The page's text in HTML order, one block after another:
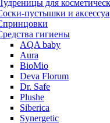
для
пустышки и
гигиены
AQA baby
Aura
BioMio
Deva Florum
Dr. Safe
Plushe
Siberica
Synergetic